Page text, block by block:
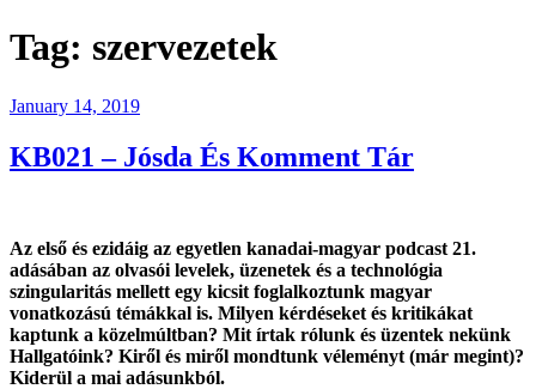
Tag: szervezetek
Posted
January 14, 2019
KB021 – Jósda És Komment Tár
Az első és ezidáig az egyetlen kanadai-magyar podcast 21.
adásában az olvasói levelek, üzenetek és a technológia
szingularitás mellett egy kicsit foglalkoztunk magyar
vonatkozású témákkal is. Milyen kérdéseket és kritikákat
kaptunk a közelmúltban? Mit írtak rólunk és üzentek nekünk
Hallgatóink? Kiről és miről mondtunk véleményt (már megint)?
Kiderül a mai adásunkból.